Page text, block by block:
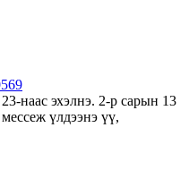
наас эхэлнэ. 2-р сарын 13
үлдээнэ үү,